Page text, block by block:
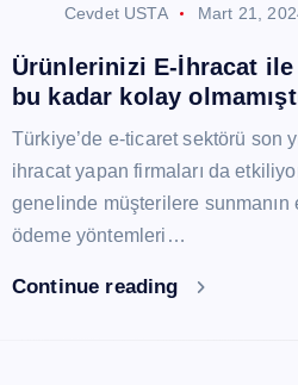
Cevdet USTA Mart 21,
Ürünlerinizi E-İhracat ile
bu kadar kolay
Türkiye’de e-ticaret sektörü son
ihracat yapan firmaları da
genelinde müşterilere sunmanın
ödeme yöntemleri…
Continue reading